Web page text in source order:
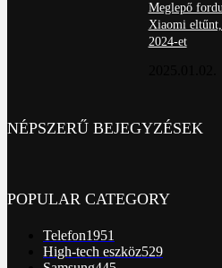
Meglepő
Xiaomi eltűnt,
2024-et
NÉPSZERŰ BEJEGYZÉSEK
POPULAR CATEGORY
Telefon1951
High-tech eszköz529